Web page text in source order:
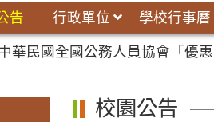
告 行政單位 學校行事曆
華民國全國公務人員協會「優
校園公告